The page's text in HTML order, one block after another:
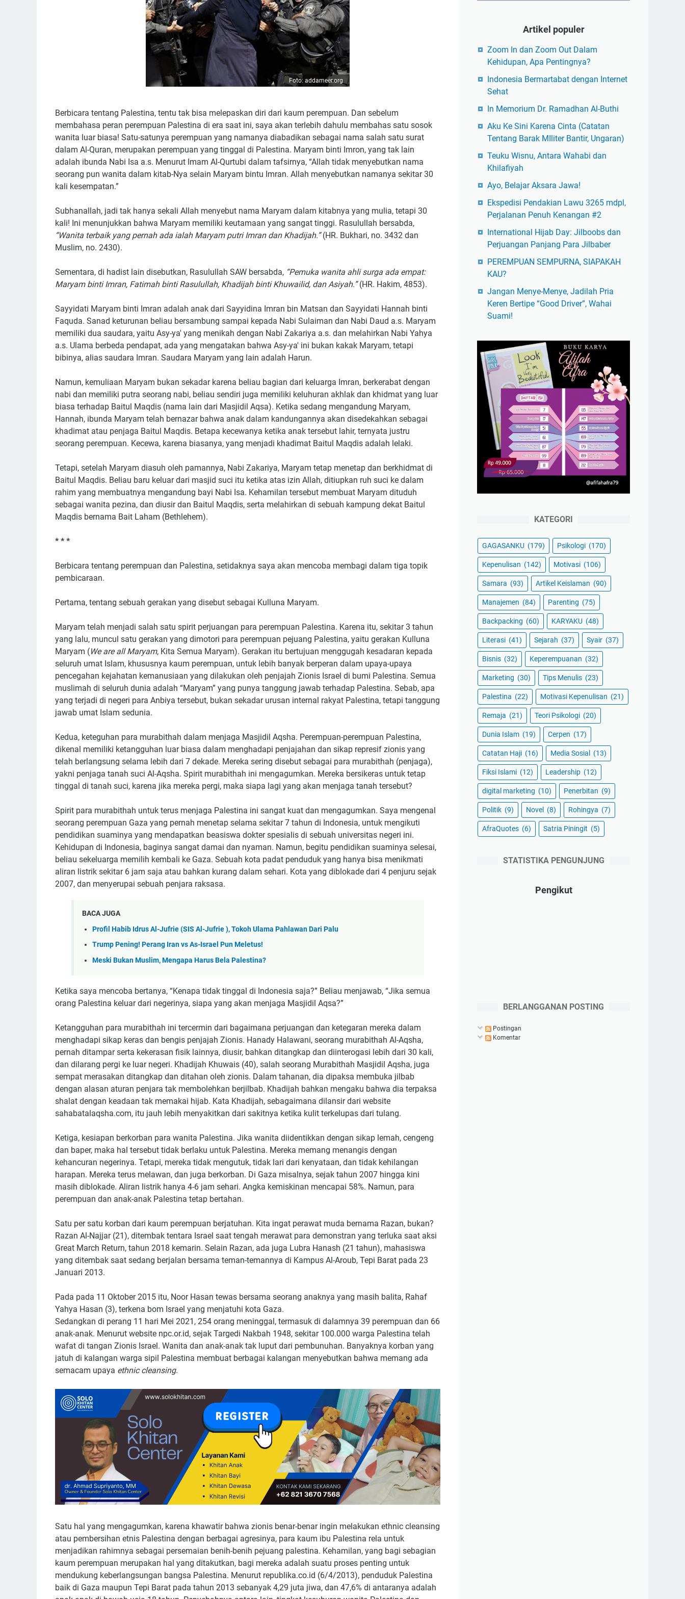
Foto: addameer.org
Berbicara tentang Palestina, tentu tak bisa melepaskan diri dari kaum perempuan. Dan sebelum
membahasa peran perempuan Palestina di era saat ini, saya akan terlebih dahulu membahas satu sosok
wanita luar biasa! Satu-satunya perempuan yang namanya diabadikan sebagai nama salah satu surat
dalam Al-Quran, merupakan perempuan yang tinggal di Palestina. Maryam binti Imron, yang tak lain
adalah ibunda Nabi Isa a.s. Menurut Imam Al-Qurtubi dalam tafsirnya, “Allah tidak menyebutkan nama
seorang pun wanita dalam kitab-Nya selain Maryam bintu Imran. Allah menyebutkan namanya sekitar 30
kali kesempatan.”
Subhanallah, jadi tak hanya sekali Allah menyebut nama Maryam dalam kitabnya yang mulia, tetapi 30
kali! Ini menunjukkan bahwa Maryam memiliki keutamaan yang sangat tinggi. Rasulullah bersabda,
“Wanita terbaik yang pernah ada ialah Maryam putri Imran dan Khadijah.”(HR. Bukhari, no. 3432 dan
Muslim, no. 2430).
Sementara, di hadist lain disebutkan, Rasulullah SAW bersabda, “Pemuka wanita ahli surga ada empat:
Maryam binti Imran, Fatimah binti Rasulullah, Khadijah binti Khuwailid, dan Asiyah.”(HR. Hakim, 4853).
Sayyidati Maryam binti Imran adalah anak dari Sayyidina Imran bin Matsan dan Sayyidati Hannah binti
Faquda. Sanad keturunan beliau bersambung sampai kepada Nabi Sulaiman dan Nabi Daud a.s. Maryam
memiliki dua saudara, yaitu Asy-ya' yang menikah dengan Nabi Zakariya a.s. dan melahirkan Nabi Yahya
a.s. Ulama berbeda pendapat, ada yang mengatakan bahwa Asy-ya' ini bukan kakak Maryam, tetapi
bibinya, alias saudara Imran. Saudara Maryam yang lain adalah Harun.
Namun, kemuliaan Maryam bukan sekadar karena beliau bagian dari keluarga Imran, berkerabat dengan
nabi dan memiliki putra seorang nabi, beliau sendiri juga memiliki keluhuran akhlak dan khidmat yang luar
biasa terhadap Baitul Maqdis (nama lain dari Masjidil Aqsa). Ketika sedang mengandung Maryam,
Hannah, ibunda Maryam telah bernazar bahwa anak dalam kandungannya akan disedekahkan sebagai
khadimat atau penjaga Baitul Maqdis. Betapa kecewanya ketika anak tersebut lahir, ternyata justru
seorang perempuan. Kecewa, karena biasanya, yang menjadi khadimat Baitul Maqdis adalah lelaki.
Tetapi, setelah Maryam diasuh oleh pamannya, Nabi Zakariya, Maryam tetap menetap dan berkhidmat di
Baitul Maqdis. Beliau baru keluar dari masjid suci itu ketika atas izin Allah, ditiupkan ruh suci ke dalam
rahim yang membuatnya mengandung bayi Nabi Isa. Kehamilan tersebut membuat Maryam dituduh
sebagai wanita pezina, dan diusir dan Baitul Maqdis, serta melahirkan di sebuah kampung dekat Baitul
Maqdis bernama Bait Laham (Bethlehem).
* * *
Berbicara tentang perempuan dan Palestina, setidaknya saya akan mencoba membagi dalam tiga topik
pembicaraan.
Pertama, tentang sebuah gerakan yang disebut sebagai Kulluna Maryam.
Maryam telah menjadi salah satu spirit perjuangan para perempuan Palestina. Karena itu, sekitar 3 tahun
yang lalu, muncul satu gerakan yang dimotori para perempuan pejuang Palestina, yaitu gerakan Kulluna
Maryam (We are all Maryam, Kita Semua Maryam). Gerakan itu bertujuan menggugah kesadaran kepada
seluruh umat Islam, khususnya kaum perempuan, untuk lebih banyak berperan dalam upaya-upaya
pencegahan kejahatan kemanusiaan yang dilakukan oleh penjajah Zionis Israel di bumi Palestina. Semua
muslimah di seluruh dunia adalah “Maryam” yang punya tanggung jawab terhadap Palestina. Sebab, apa
yang terjadi di negeri para Anbiya tersebut, bukan sekadar urusan internal rakyat Palestina, tetapi tanggung
jawab umat Islam sedunia.
Kedua, keteguhan para murabithah dalam menjaga Masjidil Aqsha. Perempuan-perempuan Palestina,
dikenal memiliki ketangguhan luar biasa dalam menghadapi penjajahan dan sikap represif zionis yang
telah berlangsung selama lebih dari 7 dekade. Mereka sering disebut sebagai para murabithah (penjaga),
yakni penjaga tanah suci Al-Aqsha. Spirit murabithah ini mengagumkan. Mereka bersikeras untuk tetap
tinggal di tanah suci, karena jika mereka pergi, maka siapa lagi yang akan menjaga tanah tersebut?
Spirit para murabithah untuk terus menjaga Palestina ini sangat kuat dan mengagumkan. Saya mengenal
seorang perempuan Gaza yang pernah menetap selama sekitar 7 tahun di Indonesia, untuk mengikuti
pendidikan suaminya yang mendapatkan beasiswa dokter spesialis di sebuah universitas negeri ini.
Kehidupan di Indonesia, baginya sangat damai dan nyaman. Namun, begitu pendidikan suaminya selesai,
beliau sekeluarga memilih kembali ke Gaza. Sebuah kota padat penduduk yang hanya bisa menikmati
aliran listrik sekitar 6 jam saja atau bahkan kurang dalam sehari. Kota yang diblokade dari 4 penjuru sejak
2007, dan menyerupai sebuah penjara raksasa.
BACA JUGA
Profil Habib Idrus Al-Jufrie (SIS Al-Jufrie ), Tokoh Ulama Pahlawan Dari Palu
Trump Pening! Perang Iran vs As-Israel Pun Meletus!
Meski Bukan Muslim, Mengapa Harus Bela Palestina?
Ketika saya mencoba bertanya, “Kenapa tidak tinggal di Indonesia saja?” Beliau menjawab, “Jika semua
orang Palestina keluar dari negerinya, siapa yang akan menjaga Masjidil Aqsa?”
Ketangguhan para murabithah ini tercermin dari bagaimana perjuangan dan ketegaran mereka dalam
menghadapi sikap keras dan bengis penjajah Zionis. Hanady Halawani, seorang murabithah Al-Aqsha,
pernah ditampar serta kekerasan fisik lainnya, diusir, bahkan ditangkap dan diinterogasi lebih dari 30 kali,
dan dilarang pergi ke luar negeri. Khadijah Khuwais (40), salah seorang Murabithah Masjidil Aqsha, juga
sempat merasakan ditangkap dan ditahan oleh zionis. Dalam tahanan, dia dipaksa membuka jilbab
dengan alasan aturan penjara tak membolehkan berjilbab. Khadijah bahkan mengaku bahwa dia terpaksa
shalat dengan keadaan tak memakai hijab. Kata Khadijah, sebagaimana dilansir dari website
sahabatalaqsha.com, itu jauh lebih menyakitkan dari sakitnya ketika kulit terkelupas dari tulang.
Ketiga, kesiapan berkorban para wanita Palestina. Jika wanita diidentikkan dengan sikap lemah, cengeng
dan baper, maka hal tersebut tidak berlaku untuk Palestina. Mereka memang menangis dengan
kehancuran negerinya. Tetapi, mereka tidak mengutuk, tidak lari dari kenyataan, dan tidak kehilangan
harapan. Mereka terus melawan, dan juga berkorban. Di Gaza misalnya, sejak tahun 2007 hingga kini
masih diblokade. Aliran listrik hanya 4-6 jam sehari. Angka kemiskinan mencapai 58%. Namun, para
perempuan dan anak-anak Palestina tetap bertahan.
Satu per satu korban dari kaum perempuan berjatuhan. Kita ingat perawat muda bernama Razan, bukan?
Razan Al-Najjar (21), ditembak tentara Israel saat tengah merawat para demonstran yang terluka saat aksi
Great March Return, tahun 2018 kemarin. Selain Razan, ada juga Lubra Hanash (21 tahun), mahasiswa
yang ditembak saat sedang berjalan bersama teman-temannya di Kampus Al-Aroub, Tepi Barat pada 23
Januari 2013.
Pada pada 11 Oktober 2015 itu, Noor Hasan tewas bersama seorang anaknya yang masih balita, Rahaf
Yahya Hasan (3), terkena bom Israel yang menjatuhi kota Gaza.
Sedangkan di perang 11 hari Mei 2021, 254 orang meninggal, termasuk di dalamnya 39 perempuan dan 66
anak-anak. Menurut website npc.or.id, sejak Targedi Nakbah 1948, sekitar 100.000 warga Palestina telah
wafat di tangan Zionis Israel. Wanita dan anak-anak tak luput dari pembunuhan. Banyaknya korban yang
jatuh di kalangan warga sipil Palestina membuat berbagai kalangan menyebutkan bahwa memang ada
semacam upaya ethnic cleansing.
Satu hal yang mengagumkan, karena khawatir bahwa zionis benar-benar ingin melakukan ethnic cleansing
atau pembersihan etnis Palestina dengan berbagai agresinya, para kaum ibu Palestina rela untuk
menjadikan rahimnya sebagai persemaian benih-benih pejuang palestina. Kehamilan, yang bagi sebagian
kaum perempuan merupakan hal yang ditakutkan, bagi mereka adalah suatu proses penting untuk
mendukung keberlangsungan bangsa Palestina. Menurut republika.co.id (6/4/2013), penduduk Palestina
baik di Gaza maupun Tepi Barat pada tahun 2013 sebanyak 4,29 juta jiwa, dan 47,6% di antaranya adalah
Artikel populer
Zoom In dan Zoom Out Dalam
Kehidupan, Apa Pentingnya?
Indonesia Bermartabat dengan Internet
Sehat
In Memorium Dr. Ramadhan Al-Buthi
Aku Ke Sini Karena Cinta (Catatan
Tentang Barak MIliter Bantir, Ungaran)
Teuku Wisnu, Antara Wahabi dan
Khilafiyah
Ayo, Belajar Aksara Jawa!
Ekspedisi Pendakian Lawu 3265 mdpl,
Perjalanan Penuh Kenangan #2
International Hijab Day: Jilboobs dan
Perjuangan Panjang Para Jilbaber
PEREMPUAN SEMPURNA, SIAPAKAH
KAU?
Jangan Menye-Menye, Jadilah Pria
Keren Bertipe “Good Driver”, Wahai
Suami!
KATEGORI
GAGASANKU (179) Psikologi (170)
Kepenulisan (142) Motivasi (106)
Samara (93) Artikel Keislaman (90)
Manajemen (84) Parenting (75)
Backpacking (60) KARYAKU (48)
Literasi (41) Sejarah (37) Syair (37)
Bisnis (32) Keperempuanan (32)
Marketing (30) Tips Menulis (23)
Palestina (22) Motivasi Kepenulisan (21)
Remaja (21) Teori Psikologi (20)
Dunia Islam (19) Cerpen (17)
Catatan Haji (16) Media Sosial (13)
Fiksi Islami (12) Leadership (12)
digital marketing (10) Penerbitan (9)
Politik (9) Novel (8) Rohingya (7)
AfraQuotes (6) Satria Piningit (5)
STATISTIKA PENGUNJUNG
Pengikut
BERLANGGANAN POSTING
Postingan
Komentar